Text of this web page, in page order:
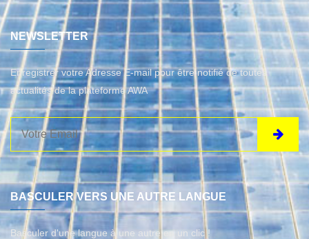
NEWSLETTER
Enregistrer votre Adresse E-mail pour être notifié de toutes
actualités de la plateforme AWA
BASCULER VERS UNE AUTRE LANGUE
Basculer d'une langue à une autre en un clic !